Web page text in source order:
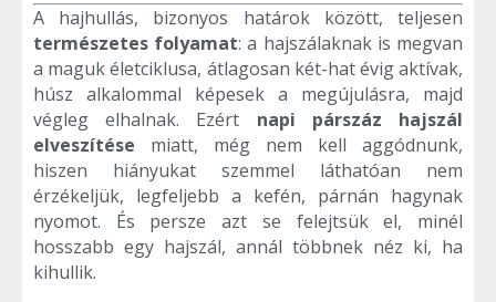
A hajhullás, bizonyos határok között, teljesen
természetes folyamat: a hajszálaknak is megvan
a maguk életciklusa, átlagosan két-hat évig aktívak,
húsz alkalommal képesek a megújulásra, majd
végleg elhalnak. Ezért napi párszáz hajszál
elveszítése miatt, még nem kell aggódnunk,
hiszen hiányukat szemmel láthatóan nem
érzékeljük, legfeljebb a kefén, párnán hagynak
nyomot. És persze azt se felejtsük el, minél
hosszabb egy hajszál, annál többnek néz ki, ha
kihullik.